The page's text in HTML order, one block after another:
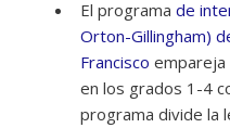
El programa de
Orton-Gillingham)
Francisco empareja
en los grados 1-4
programa divide la